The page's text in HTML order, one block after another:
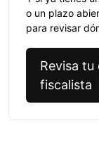
o un plazo
para revisar
Revisa
fiscalista